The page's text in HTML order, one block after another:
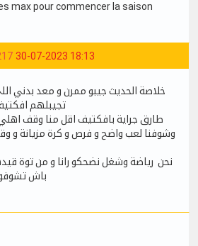
max pour commencer la saison
30-07-2023 18:13
خلاصة الحديث جيبو ممرن و معد بدني
تجيبلهم
طارق جراية بافكتيف اقل منا وقف
وشوفنا لعب واضح و فرص و كرة مزيانة
نحن رياضة وشغل نضحكو رانا و من توة
باش